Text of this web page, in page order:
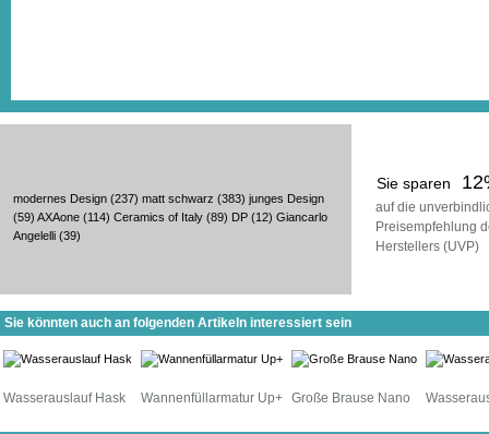
Sie sparen
auf die
Preisempfehlung
Herstellers (UVP)
modernes Design (237) matt schwarz (383) junges Design
(59) AXAone (114) Ceramics of Italy (89) DP (12) Giancarlo
Angelelli (39)
Sie könnten auch an folgenden Artikeln interessiert sein
Wasserauslauf Hask Wannenfüllarmatur Up+ Große Brause Nano